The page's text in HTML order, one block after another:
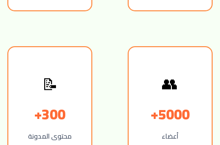
👥
5000+
أعضاء
📝
300+
محتوى المدونة